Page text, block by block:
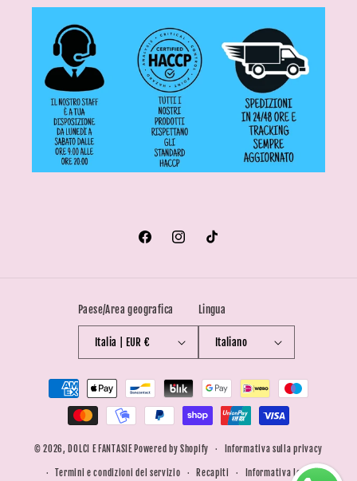
FacebookInstagramTikTok
Paese/Area geografica
Italia | EUR €
Lingua
Italiano
Metodi
pagamento
© 2026, DOLCI E FANTASIE Powered by Shopify Informativa sulla privacy
Termini e condizioni del servizio Recapiti Informativa legale